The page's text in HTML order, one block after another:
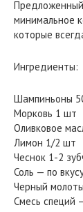
минимальное
которые
Ингредиенты:
Шампиньоны
Морковь 1 шт
Оливковое
Лимон 1/2 шт
Чеснок 1-2
Соль — по
Черный
Смесь специй